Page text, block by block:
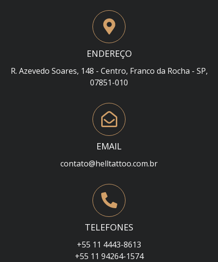
ENDEREÇO
R. Azevedo Soares, 148 - Centro, Franco da Rocha - SP,
07851-010
EMAIL
contato@helltattoo.com.br
TELEFONES
+55 11 4443-8613
+55 11 94264-1574